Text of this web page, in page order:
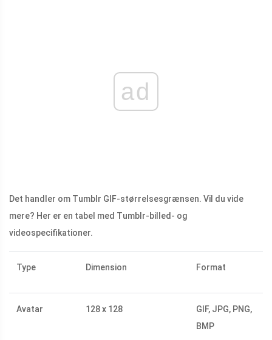
ad
Det handler om Tumblr GIF-størrelsesgrænsen. Vil du vide
mere? Her er en tabel med Tumblr-billed- og
videospecifikationer.
Type Dimension Format
Avatar 128 x 128
GIF, JPG, PNG,
BMP